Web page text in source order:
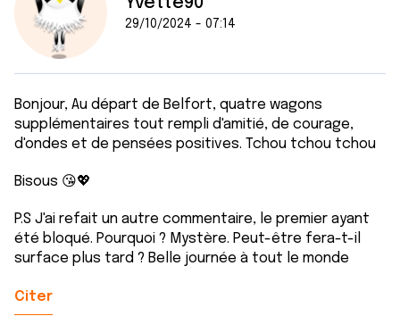
29/10/2024 - 07:14
Bonjour, Au départ de Belfort, quatre wagons
supplémentaires tout rempli d'amitié, de courage,
d'ondes et de pensées positives. Tchou tchou tchou
Bisous 😘💖
P.S J'ai refait un autre commentaire, le premier ayant
été bloqué. Pourquoi ? Mystère. Peut-être fera-t-il
surface plus tard ? Belle journée à tout le monde
Citer